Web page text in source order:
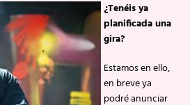
¿Tenéis ya
planificada una
gira?
Estamos en ello,
en breve ya
podré anunciar